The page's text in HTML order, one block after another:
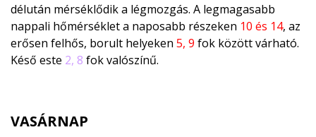
délután mérséklődik a légmozgás. A legmagasabb
nappali hőmérséklet a naposabb részeken 10 és 14, az
erősen felhős, borult helyeken 5, 9 fok között várható.
Késő este 2, 8 fok valószínű.
VASÁRNAP